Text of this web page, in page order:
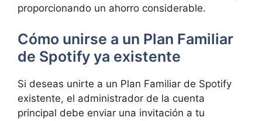
proporcionando un ahorro considerable.
Cómo unirse a un Plan Familiar
de Spotify ya existente
Si deseas unirte a un Plan Familiar de Spotify
existente, el administrador de la cuenta
principal debe enviar una invitación a tu